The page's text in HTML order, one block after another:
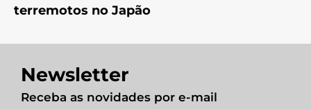
terremotos no Japão
Newsletter
Receba as novidades por e-mail